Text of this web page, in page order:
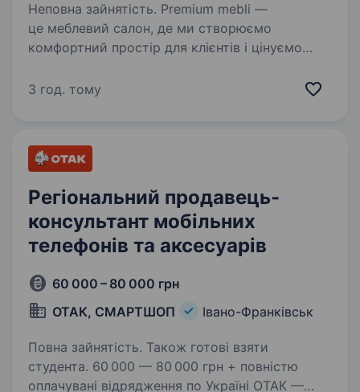
Неповна зайнятість. Premium mebli —
це меблевий салон, де ми створюємо
комфортний простір для клієнтів і цінуємо
Ми шукаємо Помічника адміністратора
3 год. тому
Регіональний продавець-
консультант мобільних
телефонів та аксесуарів
60 000 – 80 000 грн
ОТАК, СМАРТШОП
Івано-Франківськ
Повна зайнятість. Також готові взяти
студента. 60 000 — 80 000 грн + повністю
оплачувані відрядження по Україні ОТАК —